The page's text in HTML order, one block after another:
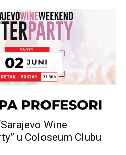
Wine
u Coloseum Clubu